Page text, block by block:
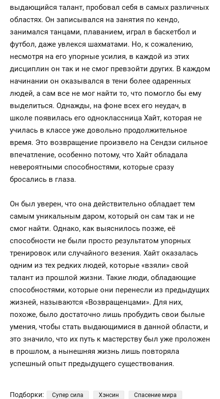
выдающийся талант, пробовал себя в самых различных
областях. Он записывался на занятия по кендo,
занимался танцами, плаванием, играл в баскетбол и
футбол, даже увлекся шахматами. Но, к сожалению,
несмотря на его упорные усилия, в каждой из этих
дисциплин он так и не смог превзойти других. В каждом
начинании он оказывался в тени более одаренных
людей, а сам все не мог найти то, что помогло бы ему
выделиться. Однажды, на фоне всех его неудач, в
школе появилась его одноклассница Хайт, которая не
училась в классе уже довольно продолжительное
время. Это возвращение произвело на Сендзи сильное
впечатление, особенно потому, что Хайт обладала
невероятными способностями, которые сразу
бросались в глаза.
Он был уверен, что она действительно обладает тем
самым уникальным даром, который он сам так и не
смог найти. Однако, как выяснилось позже, её
способности не были просто результатом упорных
тренировок или случайного везения. Хайт оказалась
одним из тех редких людей, которые «взяли» свой
талант из прошлой жизни. Такие люди, обладающие
способностями, которые они перенесли из предыдущих
жизней, называются «Возвращенцами». Для них,
похоже, было достаточно лишь пробудить свои былые
умения, чтобы стать выдающимися в данной области, и
это значило, что их путь к мастерству был уже проложен
в прошлом, а нынешняя жизнь лишь повторяла
успешный опыт предыдущего существования.
Подборки: Супер сила Хэнсин
Спасение мира